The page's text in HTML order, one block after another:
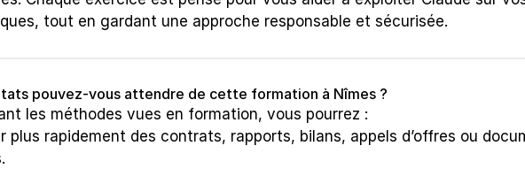
tout en gardant une approche responsable et sécurisée.
pouvez-vous attendre de cette formation à Nîmes ?
les méthodes vues en formation, vous pourrez :
plus rapidement des contrats, rapports, bilans, appels d’offres ou